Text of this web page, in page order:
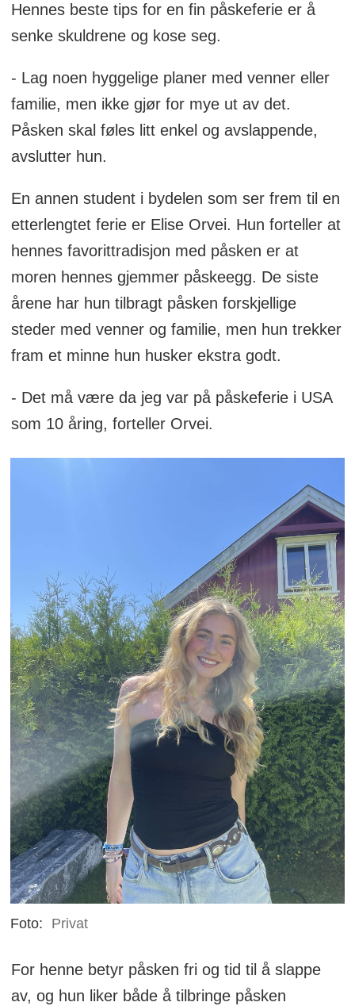
Hennes beste tips for en fin påskeferie er å
senke skuldrene og kose seg.
- Lag noen hyggelige planer med venner eller
familie, men ikke gjør for mye ut av det.
Påsken skal føles litt enkel og avslappende,
avslutter hun.
En annen student i bydelen som ser frem til en
etterlengtet ferie er Elise Orvei. Hun forteller at
hennes favorittradisjon med påsken er at
moren hennes gjemmer påskeegg. De siste
årene har hun tilbragt påsken forskjellige
steder med venner og familie, men hun trekker
fram et minne hun husker ekstra godt.
- Det må være da jeg var på påskeferie i USA
som 10 åring, forteller Orvei.
Foto: Privat
For henne betyr påsken fri og tid til å slappe
av, og hun liker både å tilbringe påsken